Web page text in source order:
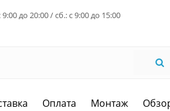
9:00 до 20:00 / сб.: с 9:00 до 15:00
Оплата Монтаж